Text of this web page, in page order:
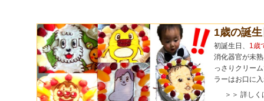
1歳の誕
初誕生日、 1歳
消化器官が未
っさりクリー
ラーはお口に
＞＞ 詳しく